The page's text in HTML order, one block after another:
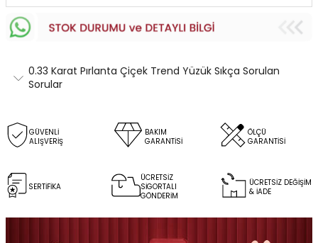
0.33 Karat Pırlanta Çiçek Trend Yüzük Sıkça Sorulan
Sorular
GÜVENLİ
ALIŞVERİŞ
BAKIM
GARANTİSİ
ÖLÇÜ
GARANTİSİ
SERTİFİKA
ÜCRETSİZ
SİGORTALI
GÖNDERİM
ÜCRETSİZ DEĞİŞİM
& İADE